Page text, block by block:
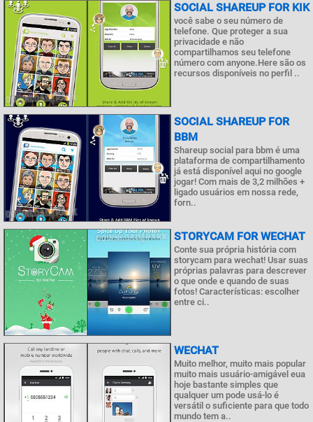
SOCIAL SHAREUP FOR KIK
você sabe o seu número de
telefone. Que proteger a sua
privacidade e não
compartilhamos seu telefone
número com anyone.Here são os
recursos disponíveis no perfil ..
SOCIAL SHAREUP FOR
BBM
Shareup social para bbm é uma
plataforma de compartilhamento
já está disponível aqui no google
jogar! Com mais de 3,2 milhões +
ligado usuários em nossa rede,
forn..
STORYCAM FOR WECHAT
Conte sua própria história com
storycam para wechat! Usar suas
próprias palavras para descrever
o que onde e quando de suas
fotos! Características: escolher
entre ci..
WECHAT
Muito melhor, muito mais popular
muito mais usuário-amigável eua
hoje bastante simples que
qualquer um pode usá-lo é
versátil o suficiente para que todo
mundo tem a..